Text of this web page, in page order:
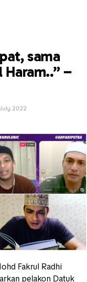
sama
–
2022
Fakrul Radhi
pelakon Datuk